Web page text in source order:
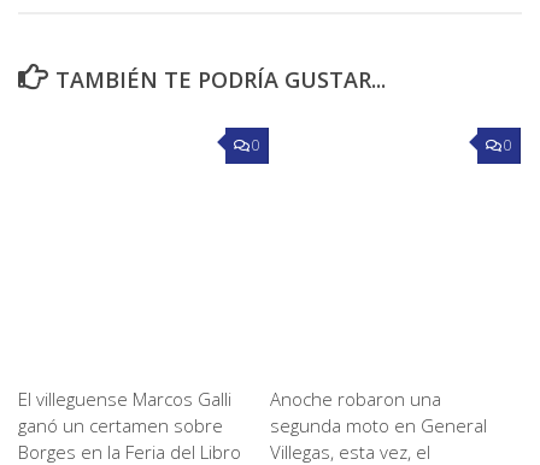
TAMBIÉN TE PODRÍA GUSTAR...
0
El villeguense Marcos Galli
ganó un certamen sobre
Borges en la Feria del Libro
0
Anoche robaron una
segunda moto en General
Villegas, esta vez, el